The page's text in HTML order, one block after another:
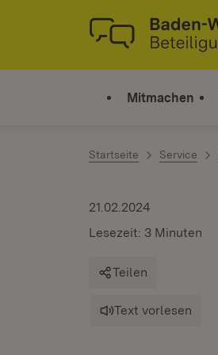
Zum Inhalt springen
Link zur Startseite
Mitmachen
Startseite Service
21.02.2024
Lesezeit: 3 Minuten
Teilen
Text vorlesen